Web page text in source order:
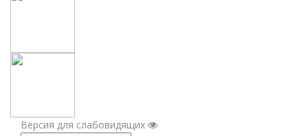
Версия для слабовидящих